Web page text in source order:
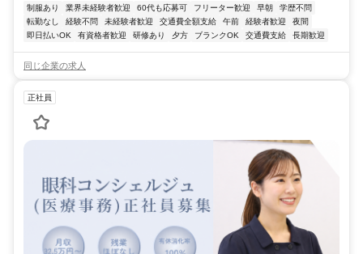
制服あり 業界未経験者歓迎 60代も応募可 フリーター歓迎 早朝
学歴不問
転勤なし
経験不問 未経験者歓迎 交通費全額支給 午前 経験者歓迎
夜間
即日払いOK
有資格者歓迎 研修あり 夕方 ブランクOK 交通費支給 長期歓迎
同じ企業の求人
正社員